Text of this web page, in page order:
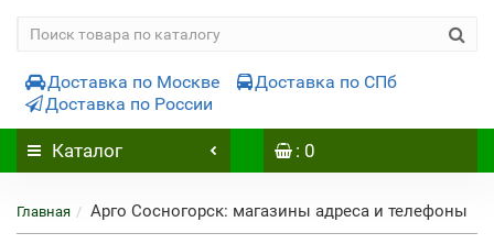
Доставка по Москве
Доставка по СПб
Доставка по России
Каталог : 0
Главная Арго Сосногорск: магазины адреса и телефоны